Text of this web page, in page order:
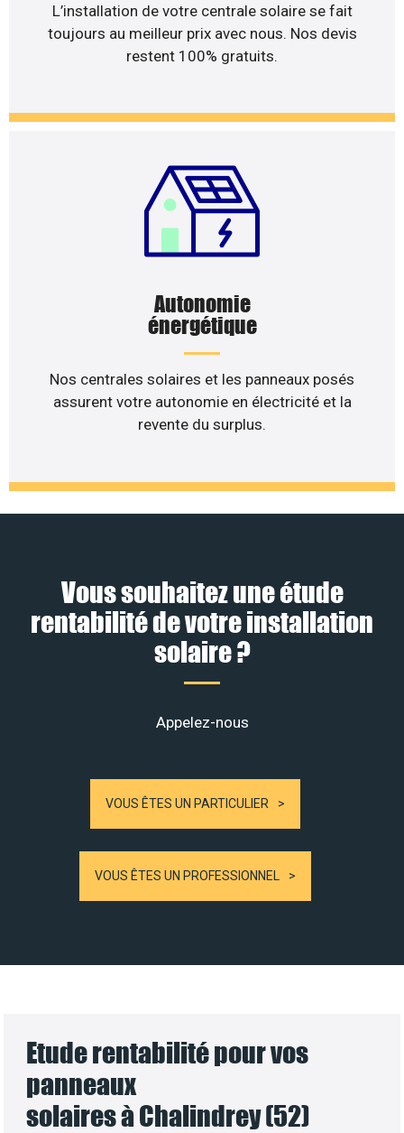
L’installation de votre centrale solaire se fait
toujours au meilleur prix avec nous. Nos devis
restent 100% gratuits.
Autonomie
énergétique
Nos centrales solaires et les panneaux posés
assurent votre autonomie en électricité et la
revente du surplus.
Vous souhaitez une étude
rentabilité de votre installation
solaire ?
Appelez-nous
VOUS ÊTES UN PARTICULIER
VOUS ÊTES UN PROFESSIONNEL
Etude rentabilité pour vos
panneaux
solaires à Chalindrey (52)